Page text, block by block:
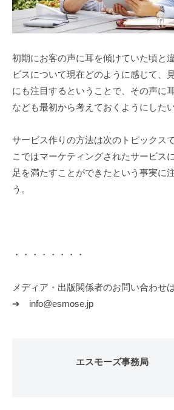
初期にお客の声に耳を傾けていた頃と
ビスについて現在どのように感じて、
にも注目するということで、その声に
なども最初から考えておくようにしたい
サービス作りの方法は次のトピックス
こではマーケティングされたサービス
足を満たすことができたという事実に
う。
・・・・・・・・
メディア・出版関係者のお問い合わせ
➔ info@esmose.jp
エスモーズ事務局